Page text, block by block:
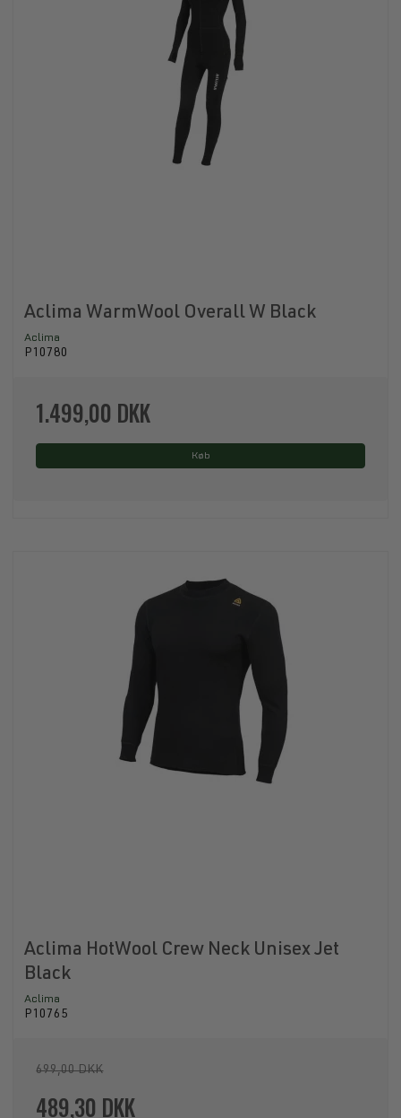
Aclima WarmWool Overall W Black
Aclima
P10780
1.499,00 DKK
Køb
Aclima HotWool Crew Neck Unisex Jet
Black
Aclima
P10765
699,00 DKK
489,30 DKK